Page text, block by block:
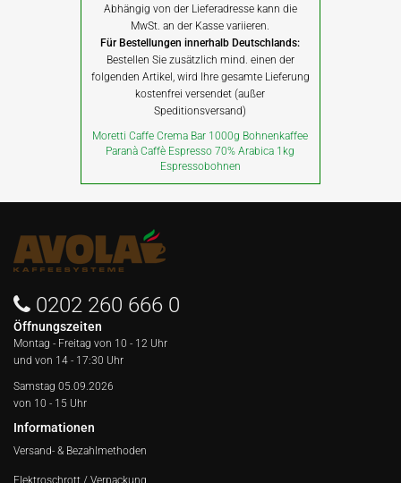
Abhängig von der Lieferadresse kann die
MwSt. an der Kasse variieren.
Für Bestellungen innerhalb Deutschlands:
Bestellen Sie zusätzlich mind. einen der
folgenden Artikel, wird Ihre gesamte Lieferung
kostenfrei versendet (außer
Speditionsversand)
Moretti Caffe Crema Bar 1000g Bohnenkaffee
Paranà Caffè Espresso 70% Arabica 1kg
Espressobohnen
0202 260 666 0
Öffnungszeiten
Montag - Freitag von 10 - 12 Uhr
und von 14 - 17:30 Uhr
Samstag 05.09.2026
von 10 - 15 Uhr
Informationen
Versand- & Bezahlmethoden
Elektroschrott / Verpackung